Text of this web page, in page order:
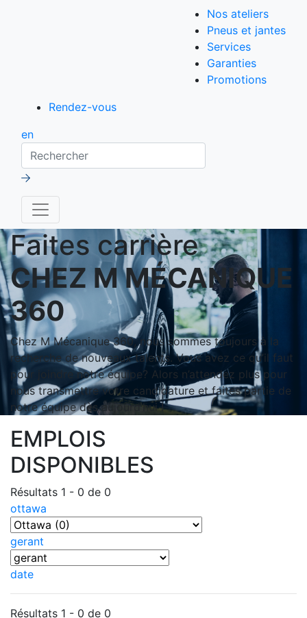
Nos ateliers
Pneus et jantes
Services
Garanties
Promotions
Rendez-vous
en
Rechercher
Faites carrière
CHEZ M MÉCANIQUE
360
Chez M Mécanique 360, nous sommes toujours à la
recherche de nouveaux talents. Vous avez ce qu’il faut
pour joindre notre équipe? Alors n’attendez plus pour
nous transmettre votre candidature et faites partie de
notre équipe dès aujourd’hui !
EMPLOIS
DISPONIBLES
Résultats 1 - 0 de 0
ottawa
gerant
date
Résultats 1 - 0 de 0